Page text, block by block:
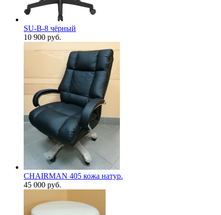
SU-B-8 чёрный
10 900 руб.
CHAIRMAN 405 кожа натур.
45 000 руб.